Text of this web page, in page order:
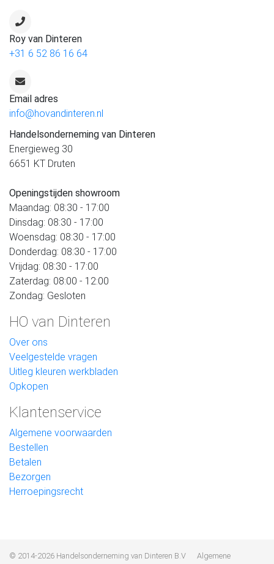
Roy van Dinteren
+31 6 52 86 16 64
Email adres
info@hovandinteren.nl
Handelsonderneming van Dinteren
Energieweg 30
6651 KT Druten
Openingstijden showroom
Maandag: 08:30 - 17:00
Dinsdag: 08:30 - 17:00
Woensdag: 08:30 - 17:00
Donderdag: 08:30 - 17:00
Vrijdag: 08:30 - 17:00
Zaterdag: 08:00 - 12:00
Zondag: Gesloten
HO van Dinteren
Over ons
Veelgestelde vragen
Uitleg kleuren werkbladen
Opkopen
Klantenservice
Algemene voorwaarden
Bestellen
Betalen
Bezorgen
Herroepingsrecht
© 2014-2026 Handelsonderneming van Dinteren B.V
Algemene